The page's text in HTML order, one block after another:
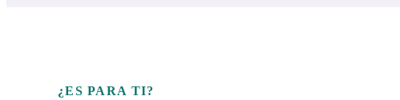
¿ES PARA TI?